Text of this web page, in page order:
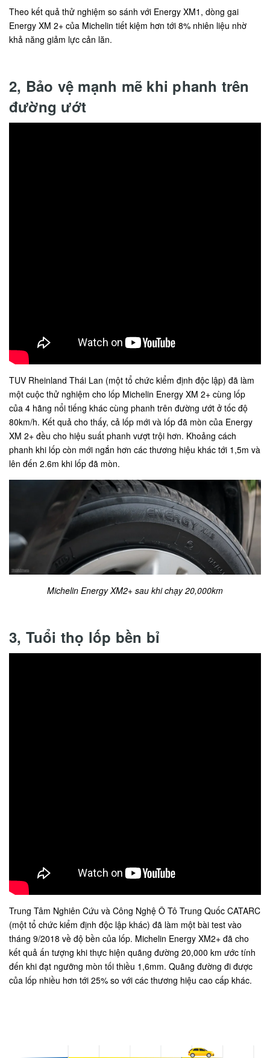
Theo kết quả thử nghiệm so sánh với Energy XM1, dòng gai
Energy XM 2+ của Michelin tiết kiệm hơn tới 8% nhiên liệu nhờ
khả năng giảm lực cản lăn.
2, Bảo vệ mạnh mẽ khi phanh trên
đường ướt
TUV Rheinland Thái Lan (một tổ chức kiểm định độc lập) đã làm
một cuộc thử nghiệm cho lốp Michelin Energy XM 2+ cùng lốp
của 4 hãng nổi tiếng khác cùng phanh trên đường ướt ở tốc độ
80km/h. Kết quả cho thấy, cả lốp mới và lốp đã mòn của Energy
XM 2+ đều cho hiệu suất phanh vượt trội hơn. Khoảng cách
phanh khi lốp còn mới ngắn hơn các thương hiệu khác tới 1,5m và
lên đến 2.6m khi lốp đã mòn.
Michelin Energy XM2+ sau khi chạy 20,000km
3, Tuổi thọ lốp bền bỉ
Trung Tâm Nghiên Cứu và Công Nghệ Ô Tô Trung Quốc CATARC
(một tổ chức kiểm định độc lập khác) đã làm một bài test vào
tháng 9/2018 về độ bền của lốp. Michelin Energy XM2+ đã cho
kết quả ấn tượng khi thực hiện quãng đường 20,000 km ước tính
đến khi đạt ngưỡng mòn tối thiều 1,6mm. Quãng đường đi được
của lốp nhiều hơn tới 25% so với các thương hiệu cao cấp khác.